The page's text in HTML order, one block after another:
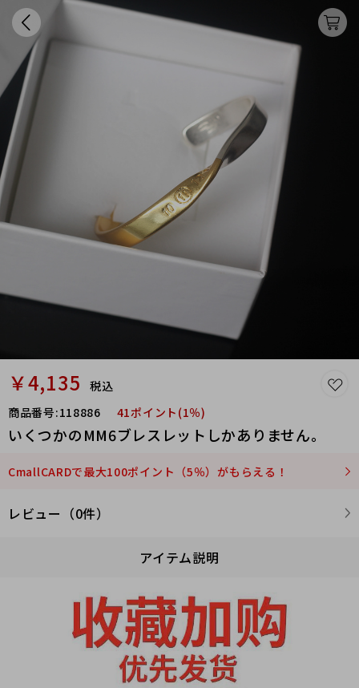
￥4,135
税込
商品番号:118886 41ポイント(1％)
いくつかのMM6ブレスレットしかありません。
CmallCARDで最大100ポイント（5％）がもらえる！
レビュー（0件）
アイテム説明